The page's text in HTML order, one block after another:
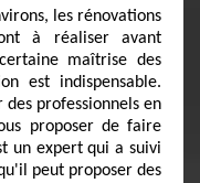
les rénovations
à réaliser avant
maîtrise des
est indispensable.
professionnels en
proposer de faire
un expert qui a suivi
peut proposer des